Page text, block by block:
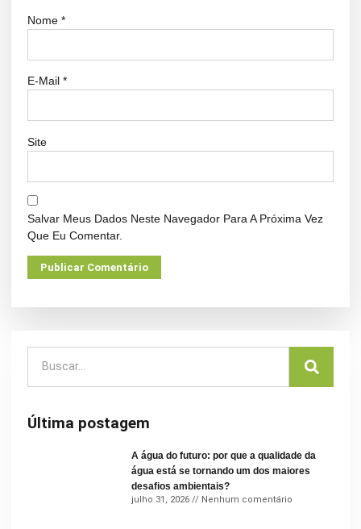
Nome *
E-Mail *
Site
Salvar Meus Dados Neste Navegador Para A Próxima Vez
Que Eu Comentar.
Última postagem
A água do futuro: por que a qualidade da
água está se tornando um dos maiores
desafios ambientais?
julho 31, 2026 Nenhum comentário